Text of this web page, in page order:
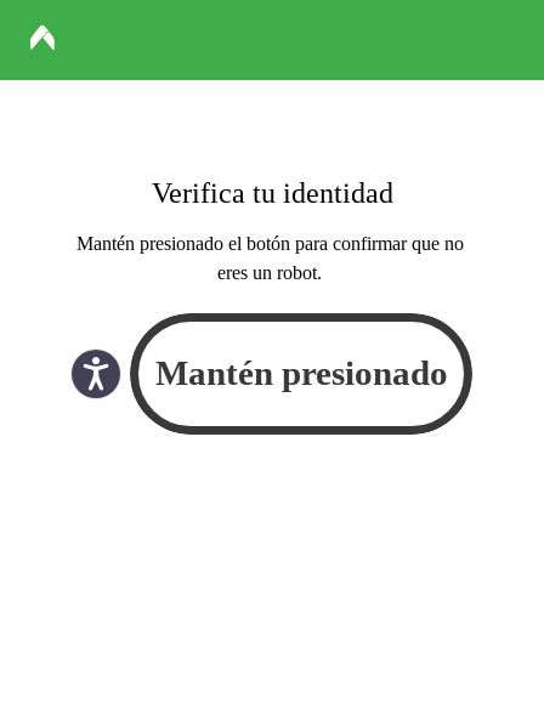
Verifica tu identidad
Mantén presionado el botón para confirmar que no
eres un robot.